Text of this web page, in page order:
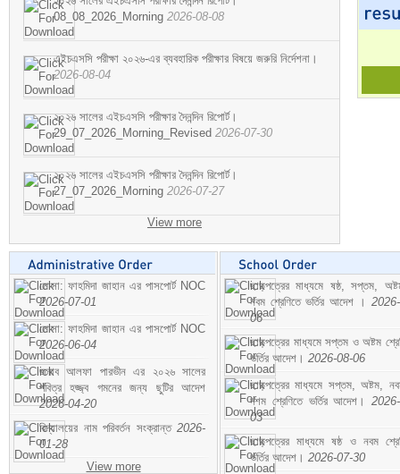
08_08_2026_Morning 2026-08-08
এইচএসসি পরীক্ষা ২০২৬-এর ব্যবহারিক পরীক্ষার বিষয়ে জরুরি নির্দেশনা।
2026-08-04
২০২৬ সালের এইচএসসি পরীক্ষার দৈনন্দিন রিপোর্ট।
29_07_2026_Morning_Revised 2026-07-30
২০২৬ সালের এইচএসসি পরীক্ষার দৈনন্দিন রিপোর্ট।
27_07_2026_Morning 2026-07-27
View more
মোসা: ফাহমিদা জাহান এর পাসপোর্ট NOC
2026-07-01
মোসা: ফাহমিদা জাহান এর পাসপোর্ট NOC
2026-06-04
জনাব আলফা পারভীন এর ২০২৬ সালের
পবিত্র হজ্জ্ব গমনের জন্য ছুটির আদেশ
2026-04-20
বিদ্যালয়ের নাম পরিবর্তন সংক্রান্ত 2026-
01-28
View more
ছাড়পত্রের মাধ্যমে ষষ্ঠ, সপ্তম,
নবম শ্রেণিতে ভর্তির আদেশ ।
06
ছাড়পত্রের মাধ্যমে সপ্তম ও অষ্টম
ভর্তির আদেশ। 2026-08-06
ছাড়পত্রের মাধ্যমে সপ্তম, অষ্টম,
দশম শ্রেণিতে ভর্তির আদেশ।
03
ছাড়পত্রের মাধ্যমে ষষ্ঠ ও নবম
ভর্তির আদেশ। 2026-07-30